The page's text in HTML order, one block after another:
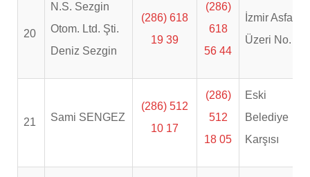
20
N.S. Sezgin
Otom. Ltd. Şti.
Deniz Sezgin
(286) 618
19 39
(286)
618
56 44
İzmir Asfaltı
Üzeri No. 48
21 Sami SENGEZ
(286) 512
10 17
(286)
512
18 05
Eski
Belediye
Karşısı